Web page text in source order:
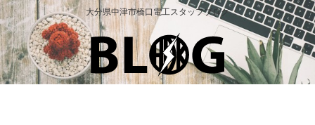
大分県中津市橋口電工スタッフブログ